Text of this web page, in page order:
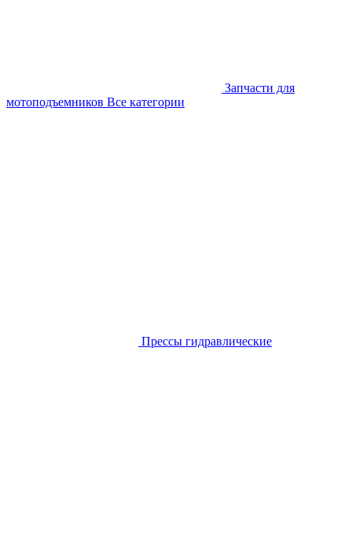
Запчасти для
мотоподъемников Все категории
Прессы гидравлические